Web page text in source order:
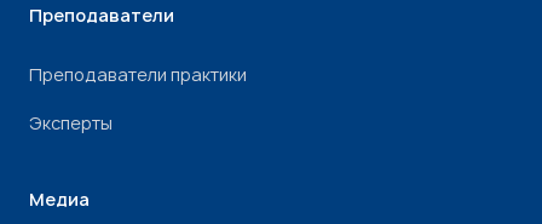
Преподаватели
Преподаватели практики
Эксперты
Медиа